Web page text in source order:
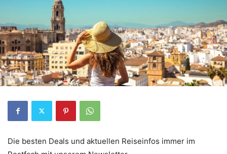
Die besten Deals und aktuellen Reiseinfos immer im